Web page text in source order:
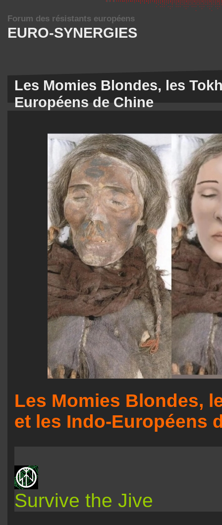
EURO-SYNERGIES
Forum des résistants européens
Les Momies Blondes, les
Européens de Chine
Les Momies Blondes,
et les Indo-Européens
Survive the Jive